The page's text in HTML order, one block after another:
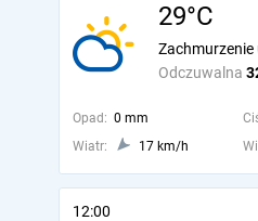
29°C
Odczuwalna
Opad: 0 mm
Wiatr:
17 km/h
12:00